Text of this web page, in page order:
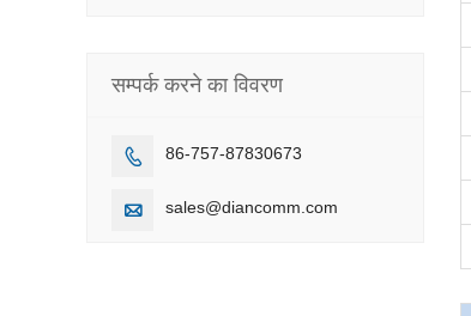
सम्पर्क करने का विवरण
 86-757-87830673
 sales@diancomm.com